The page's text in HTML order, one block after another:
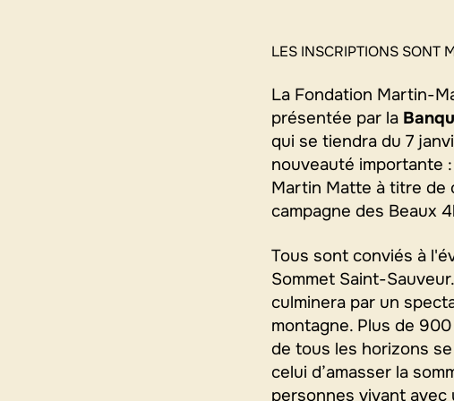
LES INSCRIPTIONS SONT
La Fondation Martin-
présentée par la
qui se tiendra du 7
nouveauté importante
Martin Matte à titre de
campagne des Beaux
Tous sont conviés à
Sommet Saint-
culminera par un
montagne. Plus de
de tous les horizons
celui d’amasser la
personnes vivant avec